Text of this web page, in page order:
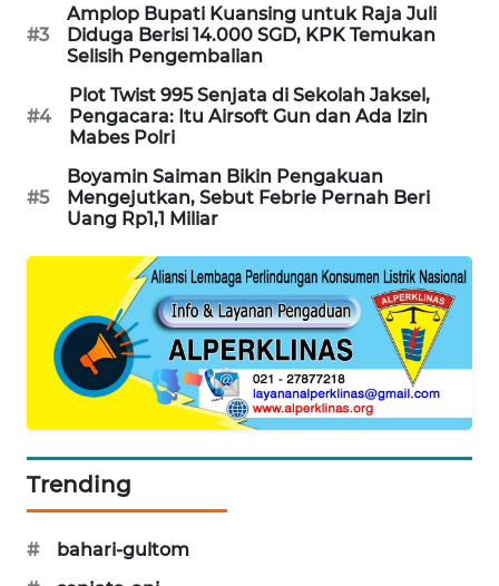
#3
Amplop Bupati Kuansing untuk Raja Juli
Diduga Berisi 14.000 SGD, KPK Temukan
Selisih Pengembalian
#4
Plot Twist 995 Senjata di Sekolah Jaksel,
Pengacara: Itu Airsoft Gun dan Ada Izin
Mabes Polri
#5
Boyamin Saiman Bikin Pengakuan
Mengejutkan, Sebut Febrie Pernah Beri
Uang Rp1,1 Miliar
Trending
#
bahari-gultom
SIDIKALANG
NEWS
SIBARAGAS
NEWS
METRO
SIANTAR
MEDAN
NEWS
JAKARTA
NEWS
KRT
NEWS